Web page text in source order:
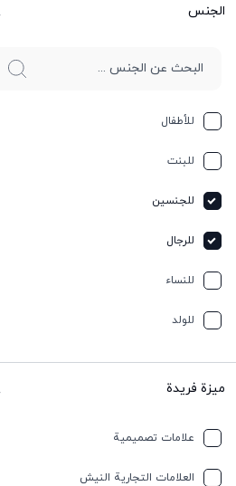
الجنس
للأطفال
للبنت
للجنسين
للرجال
للنساء
للولد
ميزة فريدة
علامات تصميمية
العلامات التجارية النيش